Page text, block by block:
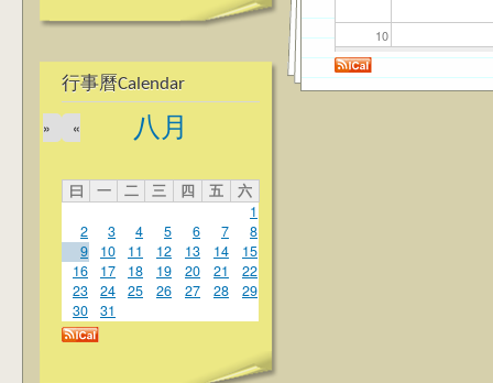
行事曆Calendar
八月
«
»
曰 一 二 三 四 五
六
1
2
3 4 5 6 7
8
9
10 11 12 13 14
15
16
17 18 19 20 21
22
23
24 25 26 27 28
29
30
31
10
11